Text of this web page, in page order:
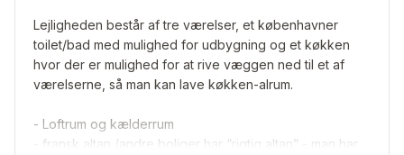
Lejligheden består af tre værelser, et københavner
toilet/bad med mulighed for udbygning og et køkken
hvor der er mulighed for at rive væggen ned til et af
værelserne, så man kan lave køkken-alrum.
- Loftrum og kælderrum
- fransk altan (andre boliger har “rigtig altan” - man har